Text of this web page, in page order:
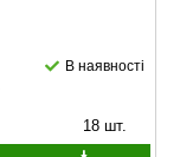
В наявності
18 шт.